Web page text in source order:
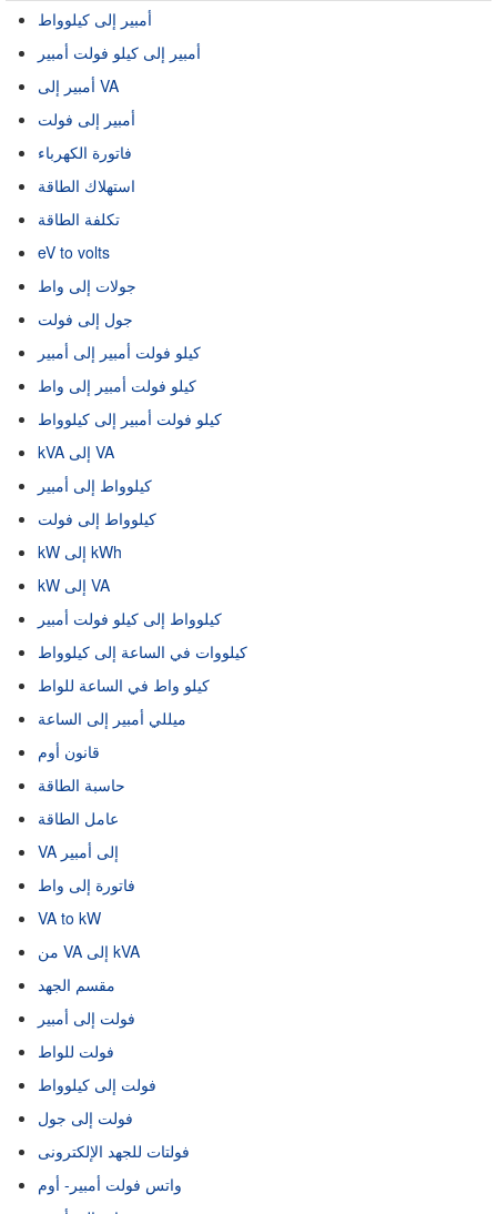
أمبير إلى كيلوواط
أمبير إلى كيلو فولت أمبير
أمبير إلى VA
أمبير إلى فولت
فاتورة الكهرباء
استهلاك الطاقة
تكلفة الطاقة
eV to volts
جولات إلى واط
جول إلى فولت
كيلو فولت أمبير إلى أمبير
كيلو فولت أمبير إلى واط
كيلو فولت أمبير إلى كيلوواط
kVA إلى VA
كيلوواط إلى أمبير
كيلوواط إلى فولت
kW إلى kWh
kW إلى VA
كيلوواط إلى كيلو فولت أمبير
كيلووات في الساعة إلى كيلوواط
كيلو واط في الساعة للواط
ميللي أمبير إلى الساعة
قانون أوم
حاسبة الطاقة
عامل الطاقة
VA إلى أمبير
فاتورة إلى واط
VA to kW
من VA إلى kVA
مقسم الجهد
فولت إلى أمبير
فولت للواط
فولت إلى كيلوواط
فولت إلى جول
فولتات للجهد الإلكترونى
واتس فولت أمبير- أوم